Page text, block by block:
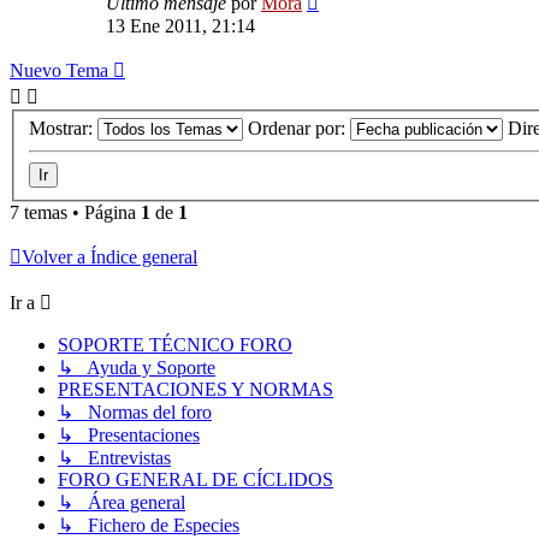
13 Ene 2011, 21:14
Nuevo Tema
Mostrar: Ordenar por:
7 temas • Página 1 de 1
Volver a Índice general
Ir a
SOPORTE TÉCNICO FORO
↳ Ayuda y Soporte
PRESENTACIONES Y NORMAS
↳ Normas del foro
↳ Presentaciones
↳ Entrevistas
FORO GENERAL DE CÍCLIDOS
↳ Área general
↳ Fichero de Especies